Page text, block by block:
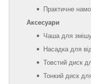
Практичне
Аксесуари
Чаша для
Насадка для
Товстий диск
Тонкий диск